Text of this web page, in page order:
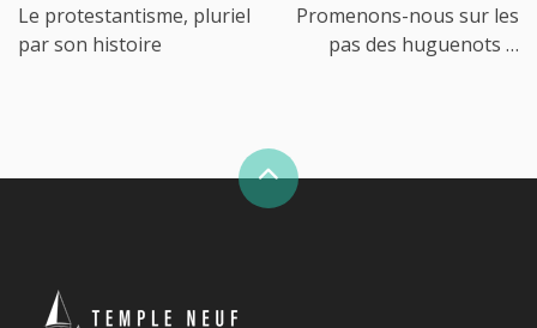
Le protestantisme, pluriel
par son histoire
Promenons-nous sur les
pas des huguenots …